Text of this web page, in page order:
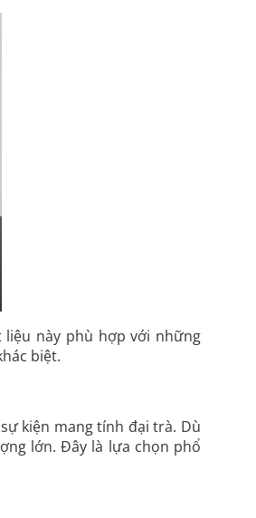
liệu này phù hợp với những
biệt.
kiện mang tính đại trà. Dù
lớn. Đây là lựa chọn phổ